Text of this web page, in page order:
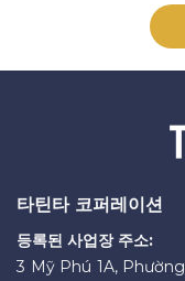
타틴타 코퍼레이션
등록된 사업장 주소:
3 Mỹ Phú 1A,